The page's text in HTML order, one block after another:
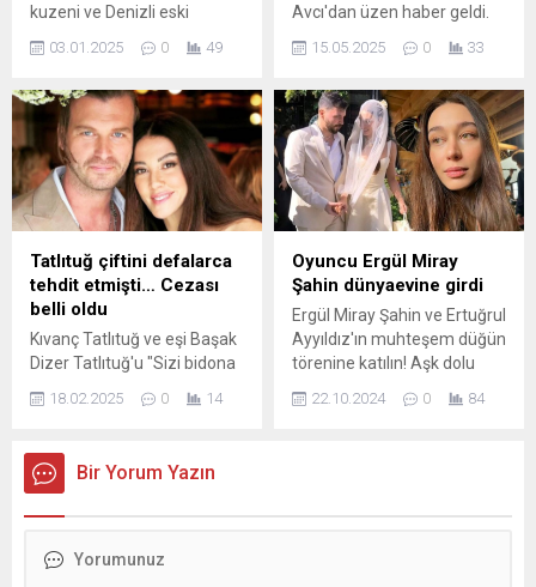
kuzeni ve Denizli eski
milletvekili Rıza
Gençoğlu'nun torunu olan
52 yaşında hayatını kaybetti.
03.01.2025 0 49
Avcı'dan üzen haber geldi.
Sağlık durumuyla ilgili
açıklama yapan Avcı, "Kısa
duyulacak" dedi.
15.05.2025 0 33
Tatlıtuğ çiftini defalarca
tehdit etmişti… Cezası
belli oldu
Kıvanç Tatlıtuğ ve eşi Başak
Dizer Tatlıtuğ'u "Sizi bidona
dökeceğim", "Üzerinize
defalarca tehdit eden kişinin
cezası belli oldu. Hakkında 3
18.02.2025 0 14
Oyuncu Ergül Miray
Şahin dünyaevine girdi
Ergül Miray Şahin ve Ertuğrul
Ayyıldız'ın muhteşem düğün
törenine katılın! Aşk dolu
ve sevdiklerin bir araya
22.10.2024 0 84
Bir Yorum Yazın